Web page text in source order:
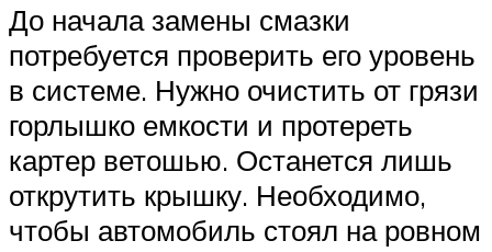
До начала замены смазки
потребуется проверить его уровень
в системе. Нужно очистить от грязи
горлышко емкости и протереть
картер ветошью. Останется лишь
открутить крышку. Необходимо,
чтобы автомобиль стоял на ровном